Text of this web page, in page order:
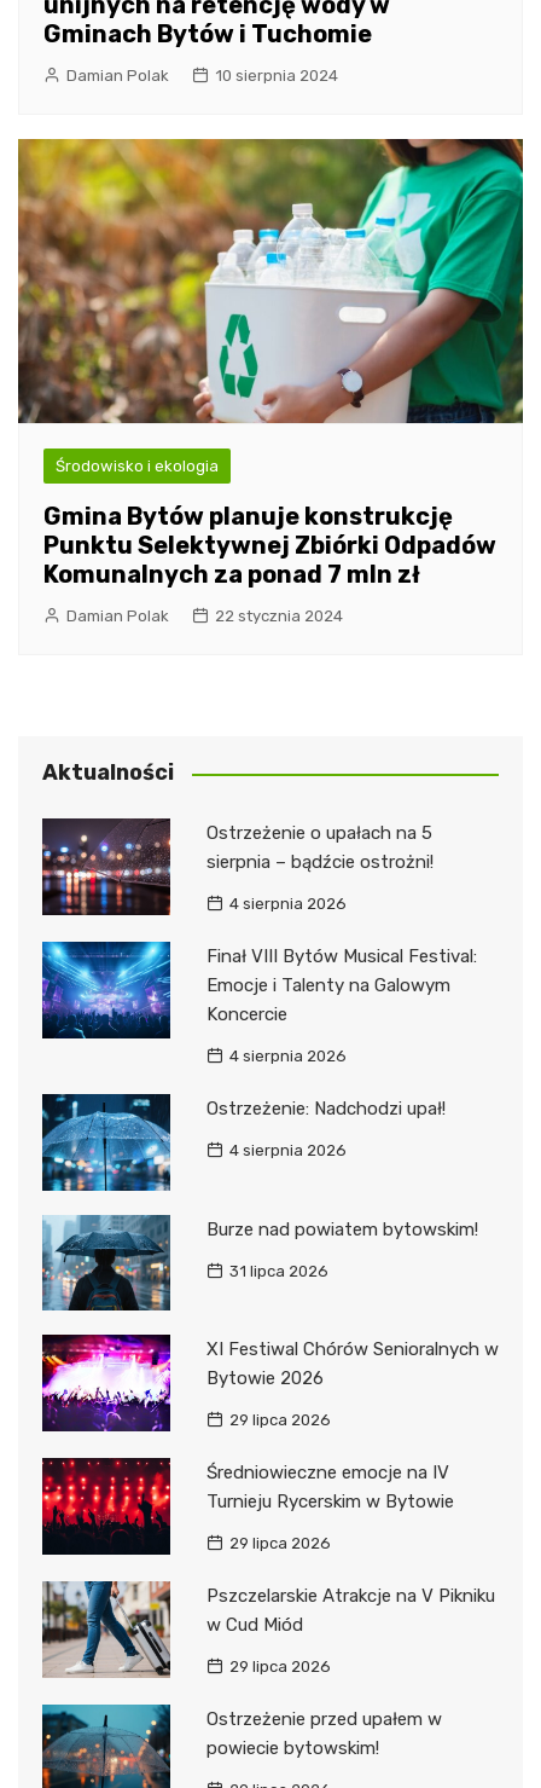
Gminach Bytów i Tuchomie
Damian Polak 10 sierpnia 2024
Środowisko i ekologia
Gmina Bytów planuje konstrukcję
Punktu Selektywnej Zbiórki Odpadów
Komunalnych za ponad 7 mln zł
Damian Polak 22 stycznia 2024
Aktualności
Ostrzeżenie o upałach na 5
sierpnia – bądźcie ostrożni!
4 sierpnia 2026
Finał VIII Bytów Musical Festival:
Emocje i Talenty na Galowym
Koncercie
4 sierpnia 2026
Ostrzeżenie: Nadchodzi upał!
4 sierpnia 2026
Burze nad powiatem bytowskim!
31 lipca 2026
XI Festiwal Chórów Senioralnych w
Bytowie 2026
29 lipca 2026
Średniowieczne emocje na IV
Turnieju Rycerskim w Bytowie
29 lipca 2026
Pszczelarskie Atrakcje na V Pikniku
w Cud Miód
29 lipca 2026
Ostrzeżenie przed upałem w
powiecie bytowskim!